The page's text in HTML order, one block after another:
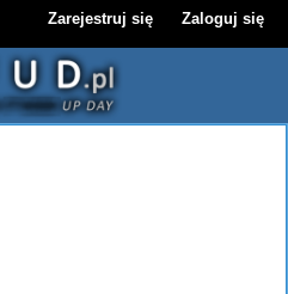
Zarejestruj się Zaloguj się